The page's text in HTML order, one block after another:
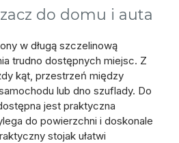
do domu i auta
w długą szczelinową
trudno dostępnych miejsc. Z
kąt, przestrzeń między
lub dno szuflady. Do
jest praktyczna
do powierzchni i doskonale
stojak ułatwi